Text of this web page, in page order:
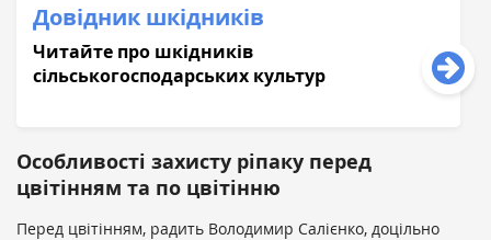
Довідник шкідників
Читайте про шкідників
сільськогосподaрських культур
Особливості захисту ріпаку перед
цвітінням та по цвітінню
Перед цвітінням, радить Володимир Салієнко, доцільно